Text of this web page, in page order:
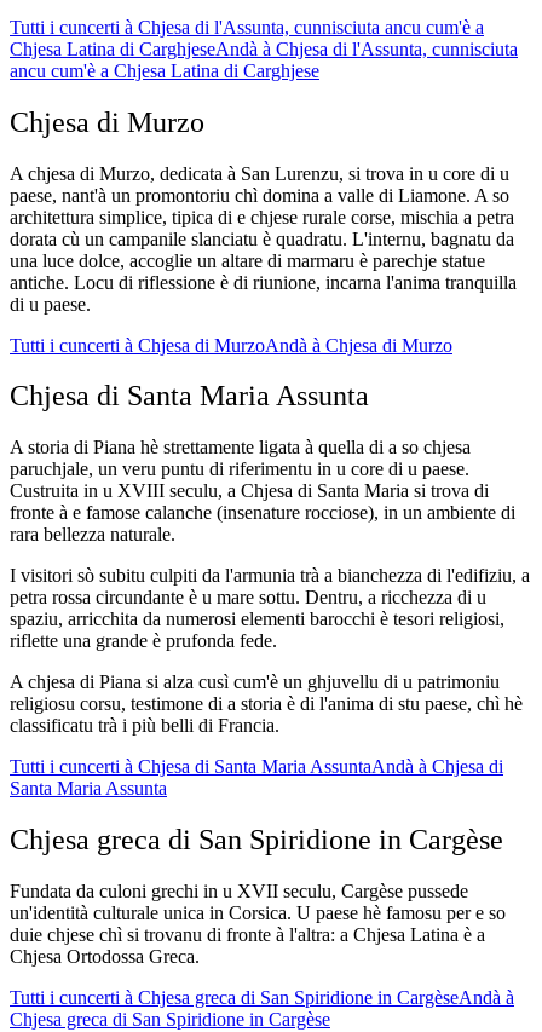
Tutti i cuncerti à Chjesa di l'Assunta, cunnisciuta ancu cum'è a
Chjesa Latina di CarghjeseAndà à Chjesa di l'Assunta, cunnisciuta
ancu cum'è a Chjesa Latina di Carghjese
Chjesa di Murzo
A chjesa di Murzo, dedicata à San Lurenzu, si trova in u core di u
paese, nant'à un promontoriu chì domina a valle di Liamone. A so
architettura simplice, tipica di e chjese rurale corse, mischia a petra
dorata cù un campanile slanciatu è quadratu. L'internu, bagnatu da
una luce dolce, accoglie un altare di marmaru è parechje statue
antiche. Locu di riflessione è di riunione, incarna l'anima tranquilla
di u paese.
Tutti i cuncerti à Chjesa di MurzoAndà à Chjesa di Murzo
Chjesa di Santa Maria Assunta
A storia di Piana hè strettamente ligata à quella di a so chjesa
paruchjale, un veru puntu di riferimentu in u core di u paese.
Custruita in u XVIII seculu, a Chjesa di Santa Maria si trova di
fronte à e famose calanche (insenature rocciose), in un ambiente di
rara bellezza naturale.
I visitori sò subitu culpiti da l'armunia trà a bianchezza di l'edifiziu, a
petra rossa circundante è u mare sottu. Dentru, a ricchezza di u
spaziu, arricchita da numerosi elementi barocchi è tesori religiosi,
riflette una grande è prufonda fede.
A chjesa di Piana si alza cusì cum'è un ghjuvellu di u patrimoniu
religiosu corsu, testimone di a storia è di l'anima di stu paese, chì hè
classificatu trà i più belli di Francia.
Tutti i cuncerti à Chjesa di Santa Maria AssuntaAndà à Chjesa di
Santa Maria Assunta
Chjesa greca di San Spiridione in Cargèse
Fundata da culoni grechi in u XVII seculu, Cargèse pussede
un'identità culturale unica in Corsica. U paese hè famosu per e so
duie chjese chì si trovanu di fronte à l'altra: a Chjesa Latina è a
Chjesa Ortodossa Greca.
Tutti i cuncerti à Chjesa greca di San Spiridione in CargèseAndà à
Chjesa greca di San Spiridione in Cargèse